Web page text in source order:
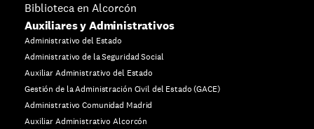
Biblioteca en Alcorcón
Auxiliares y Administrativos
Administrativo del Estado
Administrativo de la Seguridad Social
Auxiliar Administrativo del Estado
Gestión de la Administración Civil del Estado (GACE)
Administrativo Comunidad Madrid
Auxiliar Administrativo Alcorcón